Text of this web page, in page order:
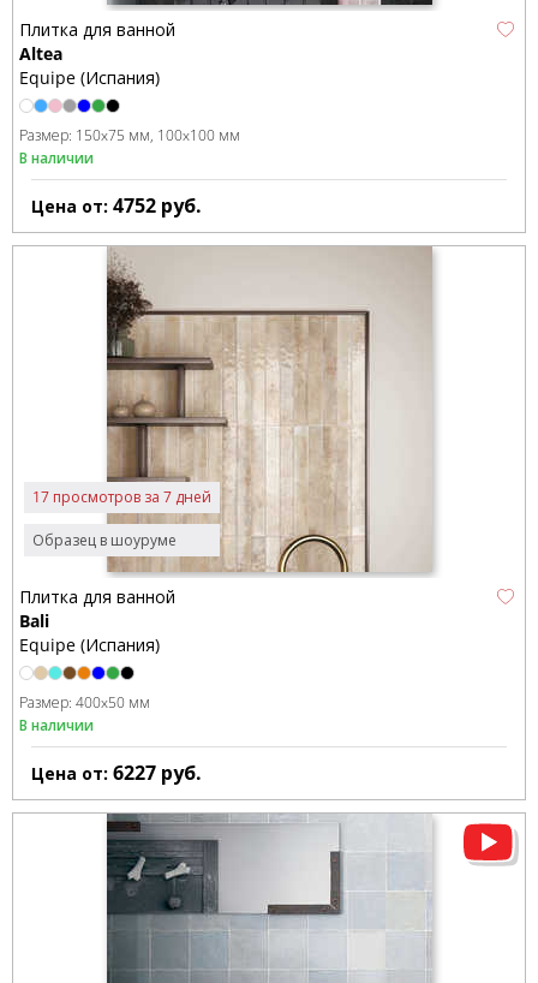
Плитка для ванной
Altea
Equipe (Испания)
Размер: 150x75 мм 100x100 мм
В наличии
Цена от: 4752 руб.
Образец в шоуруме
17 просмотров за 7 дней
Плитка для ванной
Bali
Equipe (Испания)
Размер: 400x50 мм
В наличии
Цена от: 6227 руб.